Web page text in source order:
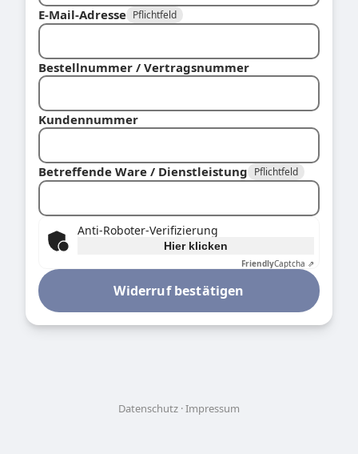
E-Mail-Adresse Pflichtfeld
Bestellnummer / Vertragsnummer
Kundennummer
Betreffende Ware / Dienstleistung Pflichtfeld
Anti-Roboter-Verifizierung
Hier klicken
FriendlyCaptcha ⇗
Widerruf bestätigen
Datenschutz Impressum